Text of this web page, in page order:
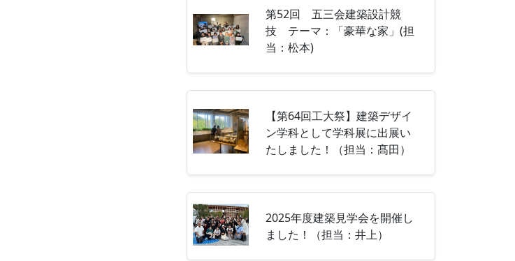
第52回 五三会建築設計競
技 テーマ：「豪華な家」(担
当：松本)
【第64回工大祭】建築デザイ
ン学科として学科展に出展い
たしました！（担当：髙田）
2025年度建築見学会を開催し
ました！（担当：井上）